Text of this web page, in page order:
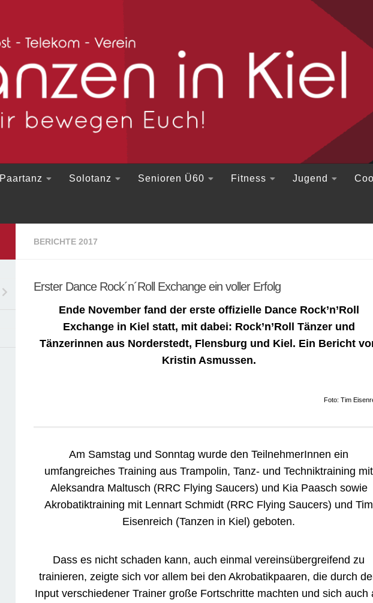
Paartanz Solotanz Senioren Ü60 Fitness Jugend
BERICHTE 2017
Erster Dance Rock´n´Roll Exchange ein voller Erfolg
Ende November fand der erste offizielle Dance Rock’n’Roll
Exchange in Kiel statt, mit dabei: Rock’n’Roll Tänzer und
Tänzerinnen aus Norderstedt, Flensburg und Kiel. Ein Bericht
Kristin Asmussen.
Foto: Tim
Am Samstag und Sonntag wurde den TeilnehmerInnen ein
umfangreiches Training aus Trampolin, Tanz- und Techniktraining mit
Aleksandra Maltusch (RRC Flying Saucers) und Kia Paasch sowie
Akrobatiktraining mit Lennart Schmidt (RRC Flying Saucers) und Tim
Eisenreich (Tanzen in Kiel) geboten.
Dass es nicht schaden kann, auch einmal vereinsübergreifend zu
trainieren, zeigte sich vor allem bei den Akrobatikpaaren, die durch
Input verschiedener Trainer große Fortschritte machten und sich auch